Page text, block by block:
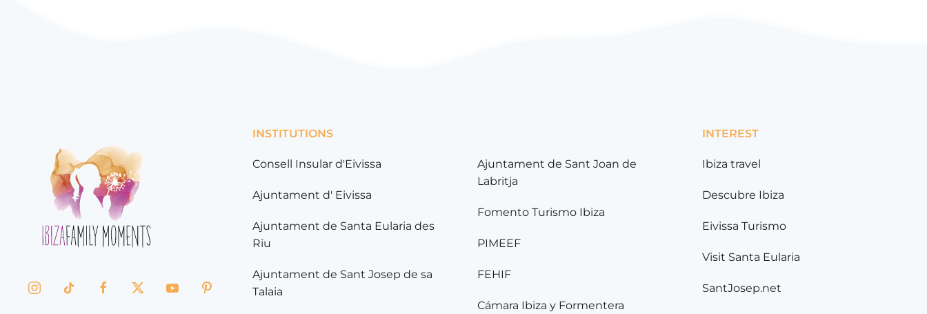
INSTITUTIONS
Consell Insular d'Eivissa
Ajuntament d' Eivissa
Ajuntament de Santa Eularia des
Riu
Ajuntament de Sant Josep de sa
Talaia
Ajuntament de Sant Joan de
Labritja
Fomento Turismo Ibiza
PIMEEF
FEHIF
Cámara Ibiza y Formentera
INTEREST
Ibiza travel
Descubre Ibiza
Eivissa Turismo
Visit Santa Eularia
SantJosep.net